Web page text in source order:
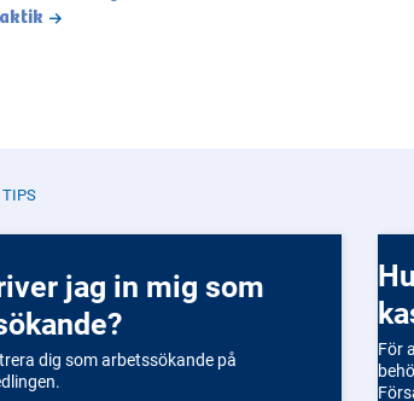
TIPS
dig som arbetssökande på
Hur får jag ersättning från a-
För